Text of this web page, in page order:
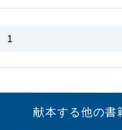
献本する他の書